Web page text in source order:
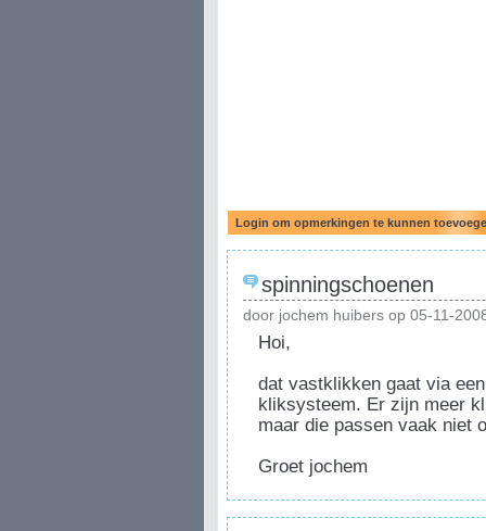
spinningschoenen
door jochem huibers op 05-11-
Hoi,
dat vastklikken gaat via
kliksysteem. Er zijn meer
maar die passen vaak niet
Groet jochem